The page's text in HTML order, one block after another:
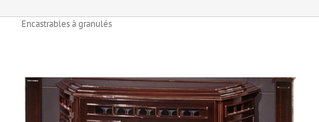
Encastrables à granulés